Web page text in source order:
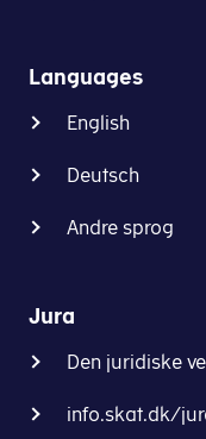
Languages
English
Deutsch
Andre sprog
Jura
Den juridiske
info.skat.dk/